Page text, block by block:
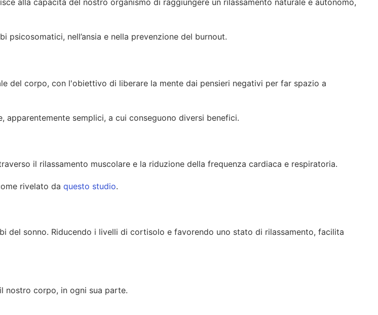
alla capacità del nostro organismo di raggiungere un rilassamento naturale e autonomo,
nell’ansia e nella prevenzione del burnout.
del corpo, con l'obiettivo di liberare la mente dai pensieri negativi per far spazio a
semplici, a cui conseguono diversi benefici.
il rilassamento muscolare e la riduzione della frequenza cardiaca e respiratoria.
rivelato da questo studio.
del sonno. Riducendo i livelli di cortisolo e favorendo uno stato di rilassamento, facilita
nostro corpo, in ogni sua parte.